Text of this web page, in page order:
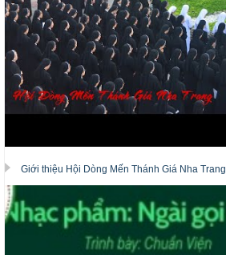
Giới thiệu Hội Dòng Mến Thánh Giá Nha Trang